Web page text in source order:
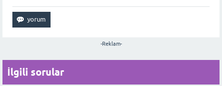
-Reklam-
İlgili sorular